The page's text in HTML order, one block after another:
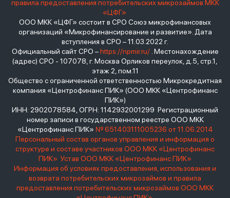
правила предоставления потребительских микрозаймов МКК
«ЦФГ»
ООО МКК «ЦФГ» состоит в СРО Союз микрофинансовых
организаций «Микрофинансирование и развитие». Дата
вступления в СРО – 11.03.2022 г.
Официальный сайт СРО –https://npmir.ru/. Местонахождение
(адрес) СРО - 107078, г. Москва Орликов переулок, д.5, стр.1,
этаж 2, пом.11
Общество с ограниченной ответственностью Микрокредитная
компания «Центрофинанс ПИК» (ООО МКК «Центрофинанс
ПИК»)
ИНН: 2902078584, ОГРН: 1142932001299 Регистрационный
номер записи в государственном реестре ООО МКК
«Центрофинанс ПИК» № 651403111005236 от 11.06.2014
Персональный состав органов управления и информация о
структуре и составе участников ООО МКК «Центрофинанс
ПИК» Устав ООО МКК «Центрофинанс ПИК»
Информация об условиях предоставления, использования и
возврата потребительских микрозаймов и правила
предоставления потребительских микрозаймов ООО МКК